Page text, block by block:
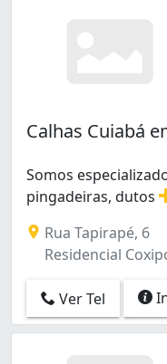
Calhas Cuiabá
Somos
pingadeiras, dutos
Rua Tapirapé, 6
Residencial
Ver Tel